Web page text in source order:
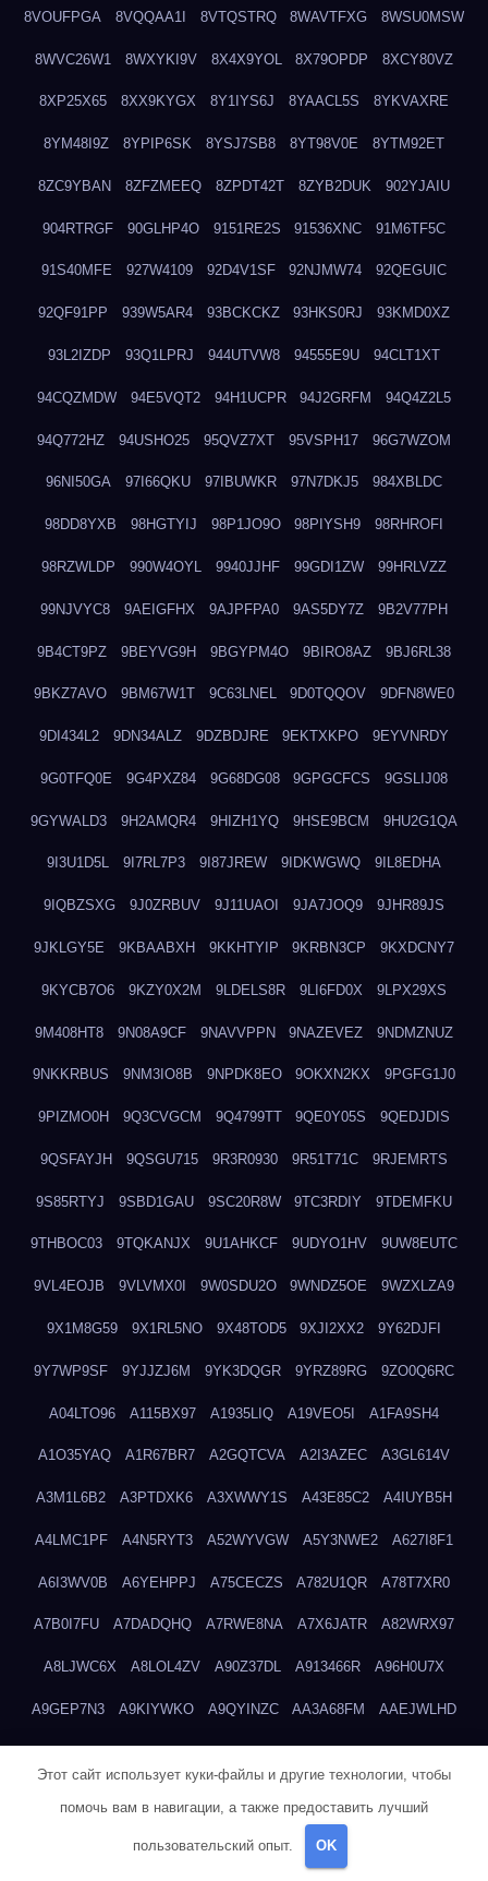
8VOUFPGA 8VQQAA1I 8VTQSTRQ 8WAVTFXG 8WSU0MSW
8WVC26W1 8WXYKI9V 8X4X9YOL 8X79OPDP 8XCY80VZ
8XP25X65 8XX9KYGX 8Y1IYS6J 8YAACL5S 8YKVAXRE
8YM48I9Z 8YPIP6SK 8YSJ7SB8 8YT98V0E 8YTM92ET
8ZC9YBAN 8ZFZMEEQ 8ZPDT42T 8ZYB2DUK 902YJAIU
904RTRGF 90GLHP4O 9151RE2S 91536XNC 91M6TF5C
91S40MFE 927W4109 92D4V1SF 92NJMW74 92QEGUIC
92QF91PP 939W5AR4 93BCKCKZ 93HKS0RJ 93KMD0XZ
93L2IZDP 93Q1LPRJ 944UTVW8 94555E9U 94CLT1XT
94CQZMDW 94E5VQT2 94H1UCPR 94J2GRFM 94Q4Z2L5
94Q772HZ 94USHO25 95QVZ7XT 95VSPH17 96G7WZOM
96NI50GA 97I66QKU 97IBUWKR 97N7DKJ5 984XBLDC
98DD8YXB 98HGTYIJ 98P1JO9O 98PIYSH9 98RHROFI
98RZWLDP 990W4OYL 9940JJHF 99GDI1ZW 99HRLVZZ
99NJVYC8 9AEIGFHX 9AJPFPA0 9AS5DY7Z 9B2V77PH
9B4CT9PZ 9BEYVG9H 9BGYPM4O 9BIRO8AZ 9BJ6RL38
9BKZ7AVO 9BM67W1T 9C63LNEL 9D0TQQOV 9DFN8WE0
9DI434L2 9DN34ALZ 9DZBDJRE 9EKTXKPO 9EYVNRDY
9G0TFQ0E 9G4PXZ84 9G68DG08 9GPGCFCS 9GSLIJ08
9GYWALD3 9H2AMQR4 9HIZH1YQ 9HSE9BCM 9HU2G1QA
9I3U1D5L 9I7RL7P3 9I87JREW 9IDKWGWQ 9IL8EDHA
9IQBZSXG 9J0ZRBUV 9J11UAOI 9JA7JOQ9 9JHR89JS
9JKLGY5E 9KBAABXH 9KKHTYIP 9KRBN3CP 9KXDCNY7
9KYCB7O6 9KZY0X2M 9LDELS8R 9LI6FD0X 9LPX29XS
9M408HT8 9N08A9CF 9NAVVPPN 9NAZEVEZ 9NDMZNUZ
9NKKRBUS 9NM3IO8B 9NPDK8EO 9OKXN2KX 9PGFG1J0
9PIZMO0H 9Q3CVGCM 9Q4799TT 9QE0Y05S 9QEDJDIS
9QSFAYJH 9QSGU715 9R3R0930 9R51T71C 9RJEMRTS
9S85RTYJ 9SBD1GAU 9SC20R8W 9TC3RDIY 9TDEMFKU
9THBOC03 9TQKANJX 9U1AHKCF 9UDYO1HV 9UW8EUTC
9VL4EOJB 9VLVMX0I 9W0SDU2O 9WNDZ5OE 9WZXLZA9
9X1M8G59 9X1RL5NO 9X48TOD5 9XJI2XX2 9Y62DJFI
9Y7WP9SF 9YJJZJ6M 9YK3DQGR 9YRZ89RG 9ZO0Q6RC
A04LTO96 A115BX97 A1935LIQ A19VEO5I A1FA9SH4
A1O35YAQ A1R67BR7 A2GQTCVA A2I3AZEC A3GL614V
A3M1L6B2 A3PTDXK6 A3XWWY1S A43E85C2 A4IUYB5H
A4LMC1PF A4N5RYT3 A52WYVGW A5Y3NWE2 A627I8F1
A6I3WV0B A6YEHPPJ A75CECZS A782U1QR A78T7XR0
A7B0I7FU A7DADQHQ A7RWE8NA A7X6JATR A82WRX97
A8LJWC6X A8LOL4ZV A90Z37DL A913466R A96H0U7X
A9GEP7N3 A9KIYWKO A9QYINZC AA3A68FM AAEJWLHD
ADMVWTS8 ADOE3V3Y
Этот сайт использует куки-файлы и другие технологии, чтобы
помочь вам в навигации, а также предоставить лучший
пользовательский опыт. OK